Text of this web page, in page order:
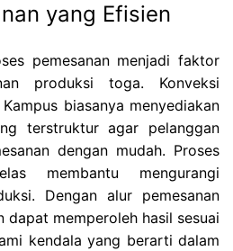
yang Efisien
pemesanan menjadi faktor
produksi toga. Konveksi
biasanya menyediakan
terstruktur agar pelanggan
dengan mudah. Proses
membantu mengurangi
Dengan alur pemesanan
dapat memperoleh hasil sesuai
kendala yang berarti dalam